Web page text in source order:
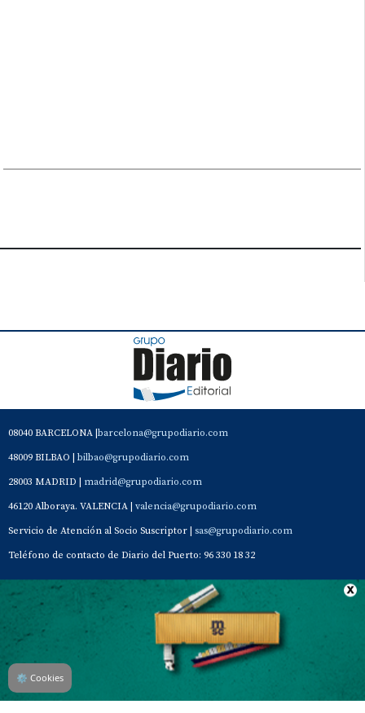
08040 BARCELONA | barcelona@grupodiario.com
48009 BILBAO | bilbao@grupodiario.com
28003 MADRID | madrid@grupodiario.com
46120 Alboraya. VALENCIA | valencia@grupodiario.com
Servicio de Atención al Socio Suscriptor | sas@grupodiario.com
Teléfono de contacto de Diario del Puerto: 96 330 18 32
Contacto Aviso Legal Quiénes somos Política de privacidad
⚙ Cookies